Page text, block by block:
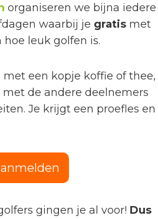
organiseren we bijna iedere
waarbij je gratis met
leuk golfen is.
een kopje koffie of thee,
de andere deelnemers
Je krijgt een proefles en
gingen je al voor! Dus